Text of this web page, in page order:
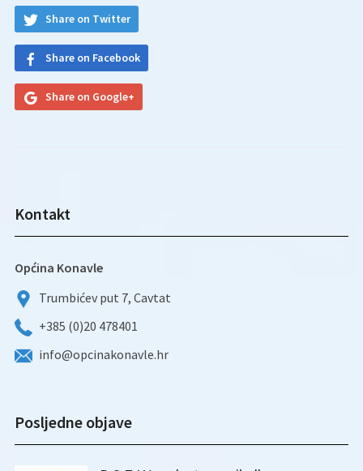
Share on Twitter
Share on Facebook
Share on Google+
Kontakt
Općina Konavle
Trumbićev put 7, Cavtat
+385 (0)20 478401
info@opcinakonavle.hr
Posljedne objave